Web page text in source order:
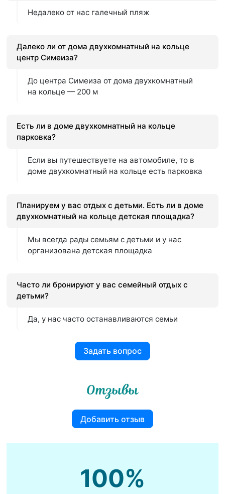
Недалеко от нас галечный пляж
Далеко ли от дома двухкомнатный на кольце
центр Симеиза?
До центра Симеиза от дома двухкомнатный
на кольце — 200 м
Есть ли в доме двухкомнатный на кольце
парковка?
Если вы путешествуете на автомобиле, то в
доме двухкомнатный на кольце есть парковка
Планируем у вас отдых с детьми. Есть ли в доме
двухкомнатный на кольце детская площадка?
Мы всегда рады семьям с детьми и у нас
организована детская площадка
Часто ли бронируют у вас семейный отдых с
детьми?
Да, у нас часто останавливаются семьи
Задать вопрос
Отзывы
Добавить отзыв
100%